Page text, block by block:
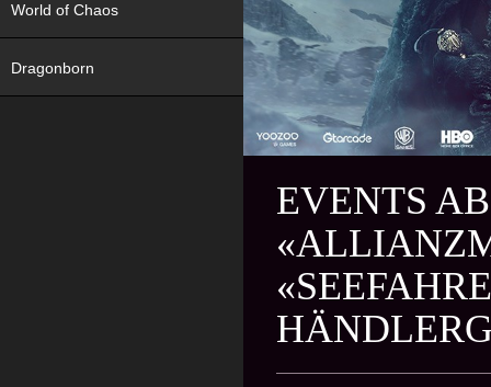
EVENTS
World of Chaos
Dragonborn